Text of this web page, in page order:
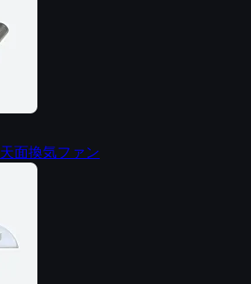
面換気ファン